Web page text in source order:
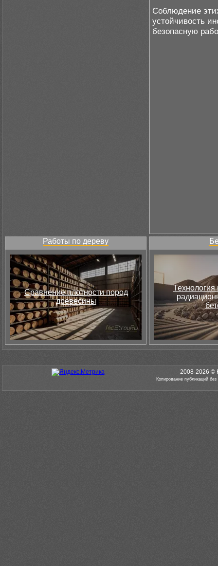
Соблюдение
устойчивость
безопасную
Работы по дереву
Сравнение плотности пород
древесины
Технология
2008-2026 ©
Копирование публикаций